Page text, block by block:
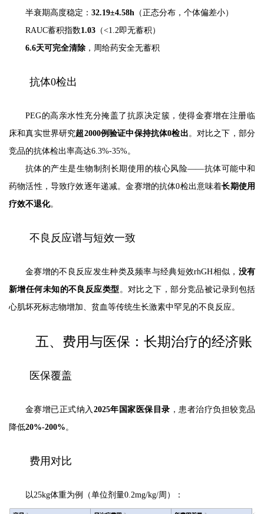
半衰期高度稳定： 32.19±4.58h （正态分布，个体偏差小）
RAUC蓄积指数1.03 （<1.2即无蓄积）
6.6天可完全清除 ，周给药安全无蓄积
抗体0检出
PEG的高亲水性充分掩盖了抗原决定簇，使得金赛增在注册临
床和真实世界研究超2000例验证中保持抗体0检出 。对比之下，部分
竞品的抗体检出率高达6.3%-35%。
抗体的产生是生物制剂长期使用的核心风险——抗体可能中和
药物活性，导致疗效逐年递减。金赛增的抗体0检出意味着长期使用
疗效不退化。
不良反应谱与短效一致
金赛增的不良反应发生种类及频率与经典短效rhGH相似， 没有
新增任何未知的不良反应类型 。对比之下，部分竞品被记录到包括
心肌坏死标志物增加、贫血等传统生长激素中罕见的不良反应。
五、费用与医保：长期治疗的经济账
医保覆盖
金赛增已正式纳入 2025年国家医保目录 ，患者治疗负担较竞品
降低20%-200% 。
费用对比
以25kg体重为例（单位剂量0.2mg/kg/周）：